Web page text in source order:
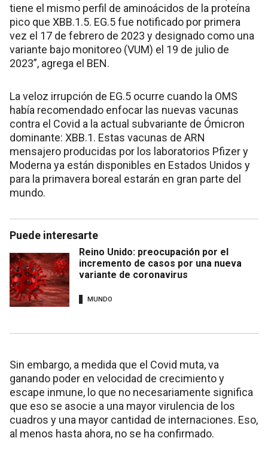
tiene el mismo perfil de aminoácidos de la proteína
pico que XBB.1.5. EG.5 fue notificado por primera
vez el 17 de febrero de 2023 y designado como una
variante bajo monitoreo (VUM) el 19 de julio de
2023”, agrega el BEN.
La veloz irrupción de EG.5 ocurre cuando la OMS
había recomendado enfocar las nuevas vacunas
contra el Covid a la actual subvariante de Ómicron
dominante: XBB.1. Estas vacunas de ARN
mensajero producidas por los laboratorios Pfizer y
Moderna ya están disponibles en Estados Unidos y
para la primavera boreal estarán en gran parte del
mundo.
Puede interesarte
Reino Unido: preocupación por el
incremento de casos por una nueva
variante de coronavirus
MUNDO
Sin embargo, a medida que el Covid muta, va
ganando poder en velocidad de crecimiento y
escape inmune, lo que no necesariamente significa
que eso se asocie a una mayor virulencia de los
cuadros y una mayor cantidad de internaciones. Eso,
al menos hasta ahora, no se ha confirmado.